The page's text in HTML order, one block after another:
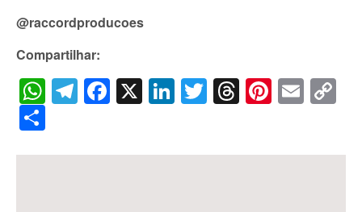
@raccordproducoes
Compartilhar:
WhatsApp
Telegram
Facebook
X LinkedIn
Twitter
Threads